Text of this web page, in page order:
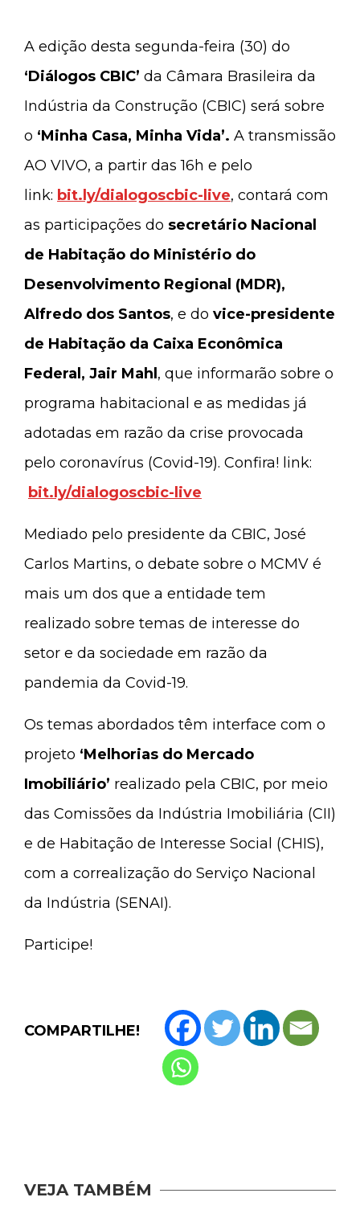
A edição desta segunda-feira (30) do
‘Diálogos CBIC’ da Câmara Brasileira da
Indústria da Construção (CBIC) será sobre
o ‘Minha Casa, Minha Vida’. A transmissão
AO VIVO, a partir das 16h e pelo
link: bit.ly/dialogoscbic-live, contará com
as participações do secretário Nacional
de Habitação do Ministério do
Desenvolvimento Regional (MDR),
Alfredo dos Santos, e do vice-presidente
de Habitação da Caixa Econômica
Federal, Jair Mahl , que informarão sobre o
programa habitacional e as medidas já
adotadas em razão da crise provocada
pelo coronavírus (Covid-19). Confira! link:
bit.ly/dialogoscbic-live
Mediado pelo presidente da CBIC, José
Carlos Martins, o debate sobre o MCMV é
mais um dos que a entidade tem
realizado sobre temas de interesse do
setor e da sociedade em razão da
pandemia da Covid-19.
Os temas abordados têm interface com o
projeto ‘Melhorias do Mercado
Imobiliário’ realizado pela CBIC, por meio
das Comissões da Indústria Imobiliária (CII)
e de Habitação de Interesse Social (CHIS),
com a correalização do Serviço Nacional
da Indústria (SENAI).
Participe!
COMPARTILHE!
VEJA TAMBÉM